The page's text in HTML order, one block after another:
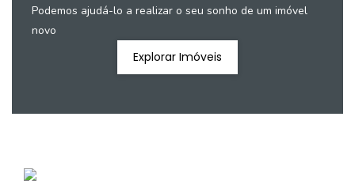
Podemos ajudá-lo a realizar o seu sonho de um imóvel
novo
Explorar Imóveis